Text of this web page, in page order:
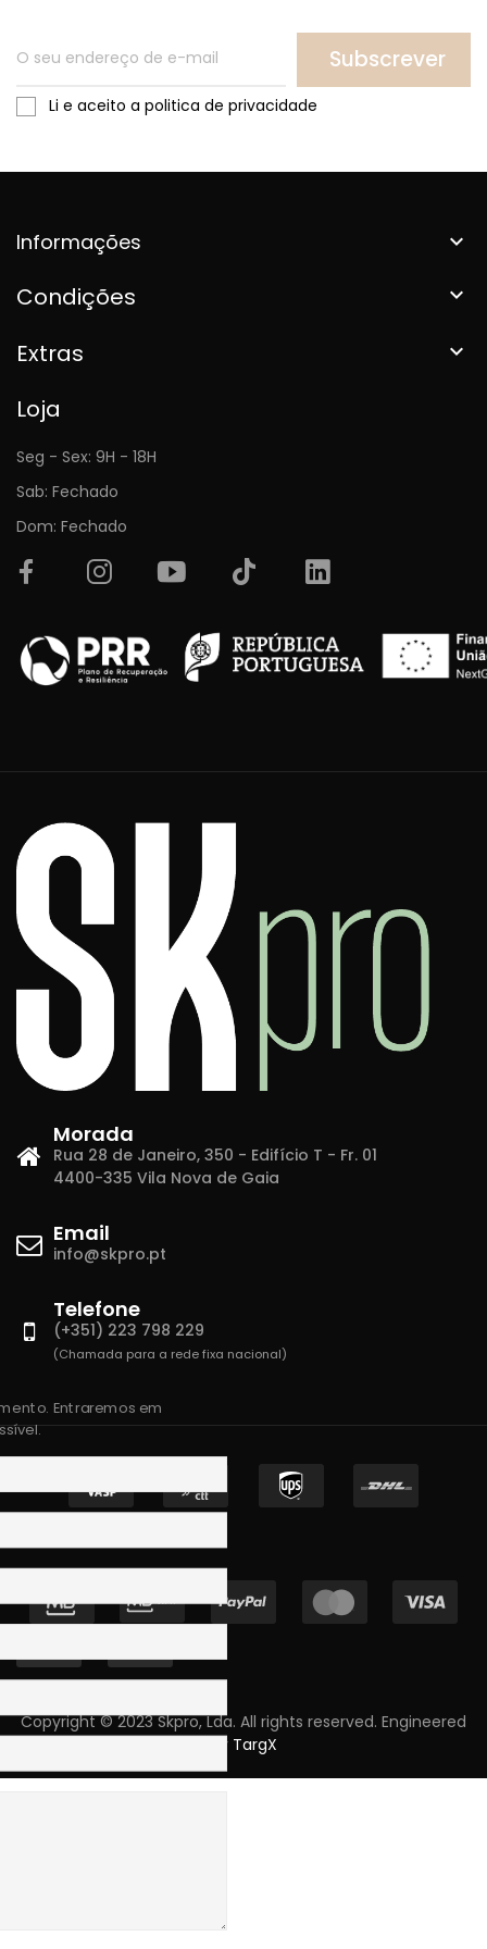
Subscrever
Li e aceito a politica de privacidade
Informações 
Condições 
Extras 
Loja
Seg - Sex: 9H - 18H
Sab: Fechado
Dom: Fechado
Morada
Rua 28 de Janeiro, 350 - Edifício T - Fr. 01
4400-335 Vila Nova de Gaia
Email
info@skpro.pt
Telefone
(+351) 223 798 229
(Chamada para a rede fixa nacional)
Copyright © 2023 Skpro, Lda. All rights reserved. Engineered
by TargX
Entraremos em